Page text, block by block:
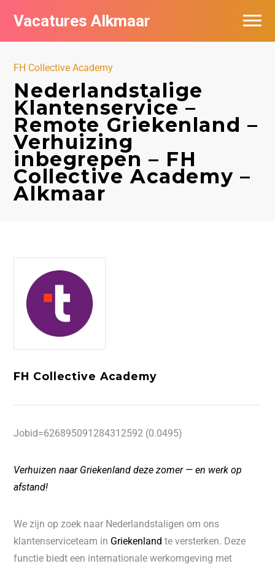
Vacatures Alkmaar
FH Collective Academy
Nederlandstalige
Klantenservice –
Remote Griekenland –
Verhuizing
inbegrepen – FH
Collective Academy –
Alkmaar
FH Collective Academy
Jobid=626895091284312592 (0.0495)
Verhuizen naar Griekenland deze zomer — en werk op
afstand!
We zijn op zoek naar Nederlandstaligen om ons
klantenserviceteam in Griekenland te versterken. Deze
functie biedt een internationale werkomgeving met
Vacatures per bedrijf